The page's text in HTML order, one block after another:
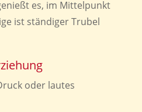
es, im Mittelpunkt
ist ständiger Trubel
oder lautes